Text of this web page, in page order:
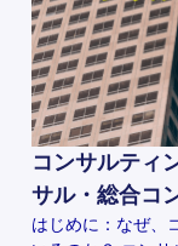
コンサルティ
サル・総合コ
はじめに：なぜ、